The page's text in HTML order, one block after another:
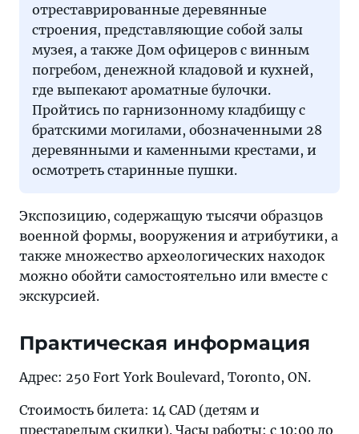
отреставрированные деревянные
строения, представляющие собой залы
музея, а также Дом офицеров с винным
погребом, денежной кладовой и кухней,
где выпекают ароматные булочки.
Пройтись по гарнизонному кладбищу с
братскими могилами, обозначенными 28
деревянными и каменными крестами, и
осмотреть старинные пушки.
Экспозицию, содержащую тысячи образцов
военной формы, вооружения и атрибутики, а
также множество археологических находок
можно обойти самостоятельно или вместе с
экскурсией.
Практическая информация
Адрес: 250 Fort York Boulevard, Toronto, ON.
Стоимость билета: 14 CAD (детям и
престарелым скидки). Часы работы: с 10:00 до